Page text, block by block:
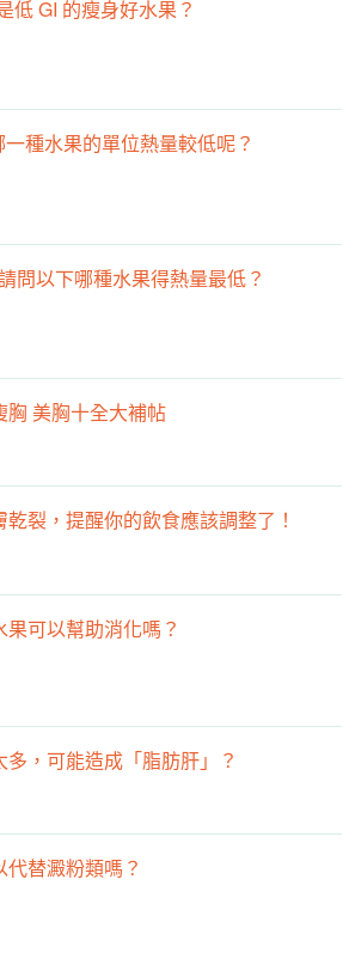
低 GI 的瘦身好水果？
種水果的單位熱量較低呢？
問以下哪種水果得熱量最低？
胸 美胸十全大補帖
乾裂，提醒你的飲食應該調整了！
果可以幫助消化嗎？
多，可能造成「脂肪肝」？
代替澱粉類嗎？